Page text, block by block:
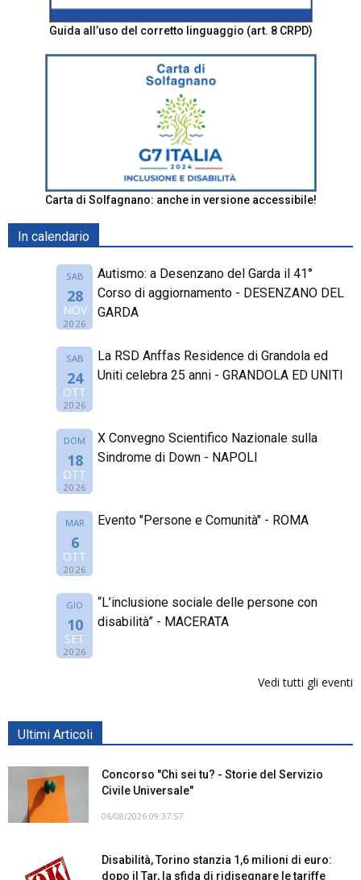
Guida all’uso del corretto linguaggio (art. 8 CRPD)
Carta di Solfagnano: anche in versione accessibile!
In calendario
SAB
28
NOV
2026
Autismo: a Desenzano del Garda il 41°
Corso di aggiornamento - DESENZANO DEL
GARDA
SAB
24
OTT
2026
La RSD Anffas Residence di Grandola ed
Uniti celebra 25 anni - GRANDOLA ED UNITI
DOM
18
OTT
2026
X Convegno Scientifico Nazionale sulla
Sindrome di Down - NAPOLI
MAR
6
OTT
2026
Evento "Persone e Comunità" - ROMA
GIO
10
SET
2026
“L’inclusione sociale delle persone con
disabilità” - MACERATA
Vedi tutti gli eventi
Ultimi Articoli
Concorso "Chi sei tu? - Storie del Servizio
Civile Universale"
06/08/2026 09:37:57
Disabilità, Torino stanzia 1,6 milioni di euro:
dopo il Tar, la sfida di ridisegnare le tariffe